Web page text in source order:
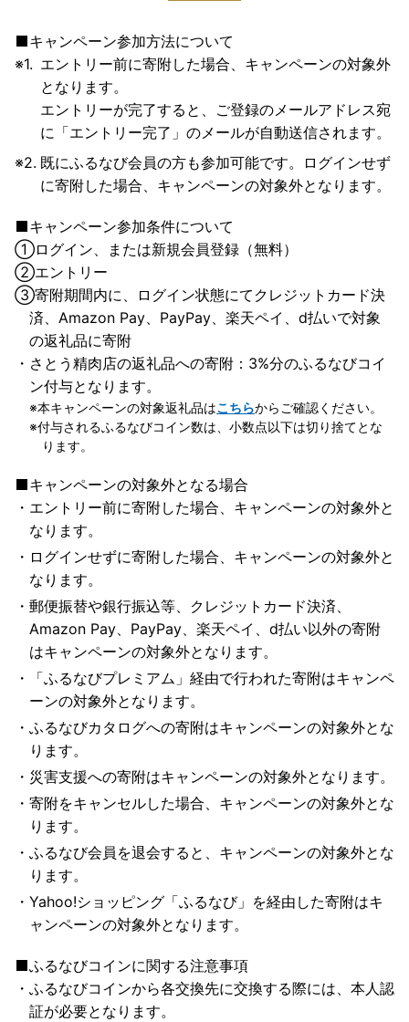
キャンペーン参加方法について
エントリー前に寄附した場合、キャンペーンの対象外
となります。
エントリーが完了すると、ご登録のメールアドレス宛
に「エントリー完了」のメールが自動送信されます。
既にふるなび会員の方も参加可能です。ログインせず
に寄附した場合、キャンペーンの対象外となります。
キャンペーン参加条件について
①ログイン、または新規会員登録（無料）
②エントリー
③寄附期間内に、ログイン状態にてクレジットカード決
済、Amazon Pay、PayPay、楽天ペイ、d払いで対象
の返礼品に寄附
さとう精肉店の返礼品への寄附：3%分のふるなびコイ
ン付与となります。
本キャンペーンの対象返礼品はこちらからご確認ください。
付与されるふるなびコイン数は、小数点以下は切り捨てとな
ります。
キャンペーンの対象外となる場合
エントリー前に寄附した場合、キャンペーンの対象外と
なります。
ログインせずに寄附した場合、キャンペーンの対象外と
なります。
郵便振替や銀行振込等、クレジットカード決済、
Amazon Pay、PayPay、楽天ペイ、d払い以外の寄附
はキャンペーンの対象外となります。
「ふるなびプレミアム」経由で行われた寄附はキャンペ
ーンの対象外となります。
ふるなびカタログへの寄附はキャンペーンの対象外とな
ります。
災害支援への寄附はキャンペーンの対象外となります。
寄附をキャンセルした場合、キャンペーンの対象外とな
ります。
ふるなび会員を退会すると、キャンペーンの対象外とな
ります。
Yahoo!ショッピング「ふるなび」を経由した寄附はキ
ャンペーンの対象外となります。
ふるなびコインに関する注意事項
ふるなびコインから各交換先に交換する際には、本人認
証が必要となります。